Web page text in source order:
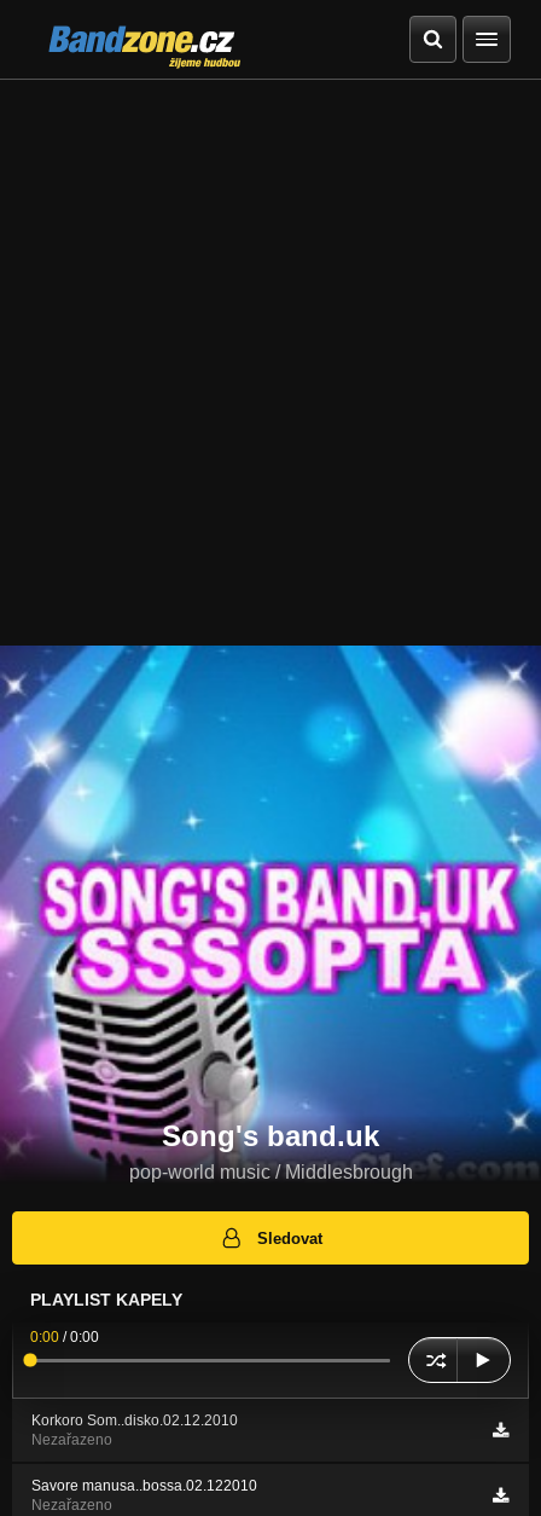
Bandzone.cz
žijeme hudbou
Song's band.uk
pop-world music / Middlesbrough
Sledovat
PLAYLIST KAPELY
0:00 /0:00
Korkoro Som..disko.02.12.2010
Nezařazeno
Savore manusa..bossa.02.122010
Nezařazeno